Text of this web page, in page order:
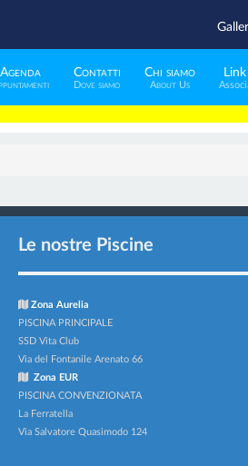
Agenda Contatti
Dove siamo
Chi siamo
About Us
Le nostre Piscine
Zona Aurelia
PISCINA PRINCIPALE
SSD Vita Club
Via del Fontanile Arenato 66
Zona EUR
PISCINA CONVENZIONATA
La Ferratella
Via Salvatore Quasimodo 124